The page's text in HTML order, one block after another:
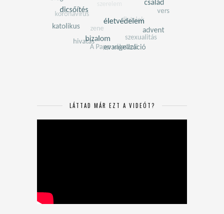
LÁTTAD MÁR EZT A VIDEÓT?